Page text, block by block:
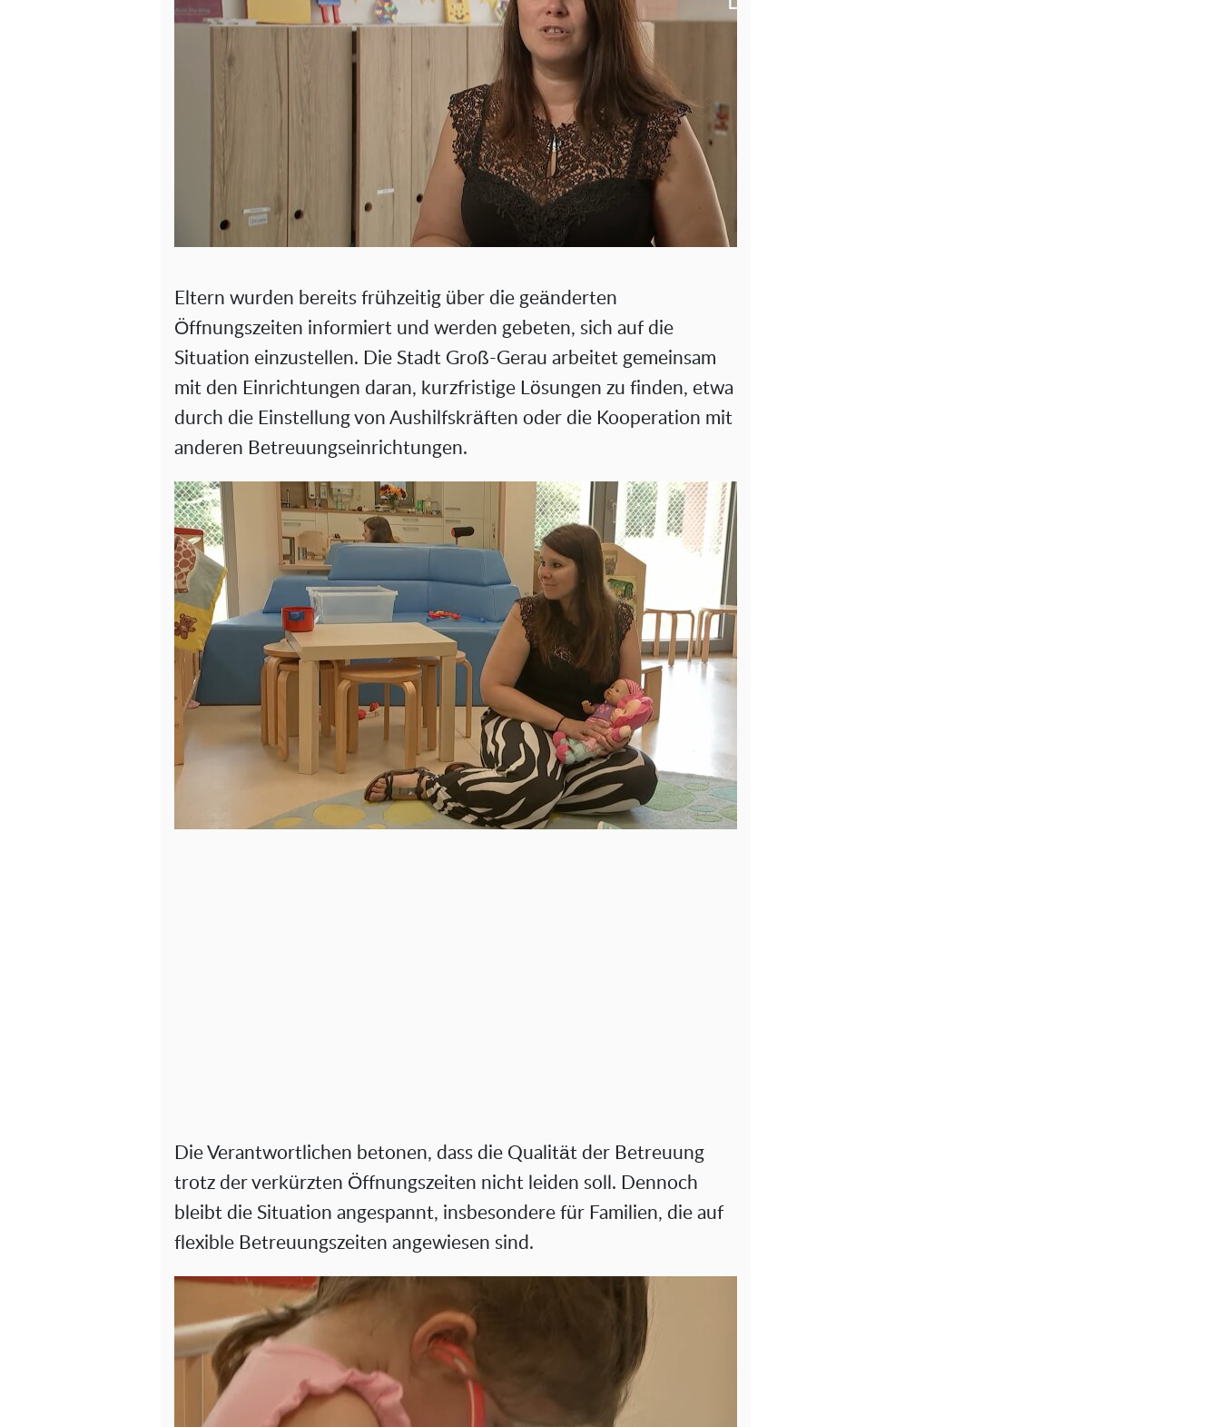
Eltern wurden bereits frühzeitig über die geänderten
Öffnungszeiten informiert und werden gebeten, sich auf die
Situation einzustellen. Die Stadt Groß-Gerau arbeitet gemeinsam
mit den Einrichtungen daran, kurzfristige Lösungen zu finden, etwa
durch die Einstellung von Aushilfskräften oder die Kooperation mit
anderen Betreuungseinrichtungen.
Die Verantwortlichen betonen, dass die Qualität der Betreuung
trotz der verkürzten Öffnungszeiten nicht leiden soll. Dennoch
bleibt die Situation angespannt, insbesondere für Familien, die auf
flexible Betreuungszeiten angewiesen sind.